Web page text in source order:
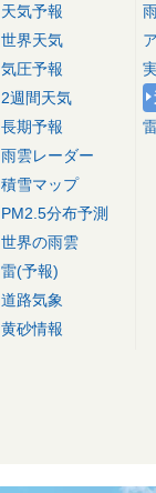
天気予報
世界天気
気圧予報
2週間天気
長期予報
雨雲レーダー
積雪マップ
PM2.5分布予測
世界の雨雲
雷(予報)
道路気象
黄砂情報